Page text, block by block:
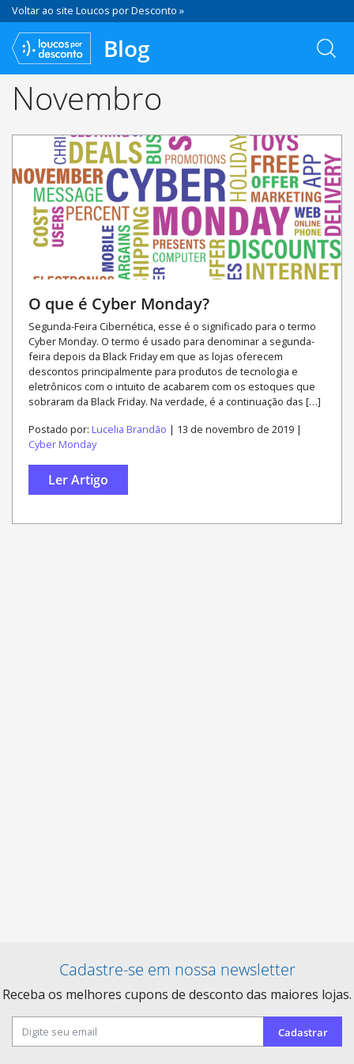
Voltar ao site Loucos por Desconto »
Blog
Novembro
O que é Cyber Monday?
Segunda-Feira Cibernética, esse é o significado para o termo
Cyber Monday. O termo é usado para denominar a segunda-
feira depois da Black Friday em que as lojas oferecem
descontos principalmente para produtos de tecnologia e
eletrônicos com o intuito de acabarem com os estoques que
sobraram da Black Friday. Na verdade, é a continuação das […]
Postado por: Lucelia Brandão | 13 de novembro de 2019 |
Cyber Monday
Ler Artigo
Cadastre-se em nossa newsletter
Receba os melhores cupons de desconto das maiores lojas.
Cadastrar